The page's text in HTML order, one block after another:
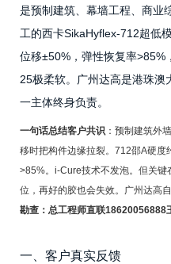
是预制建筑、幕墙工程、商业
工的西卡SikaHyflex-712超
位移±50%，弹性恢复率>85%
25极柔软。广州达高是港珠
一主体终身负责。
一句话总结客户共识：预制建筑外
移时把构件边缘拉裂。712邵A硬
>85%。i-Cure技术不发泡。但关
位，再好的胶也会失效。广州达高
勘查：总工程师直联18620056888
一、客户真实反馈